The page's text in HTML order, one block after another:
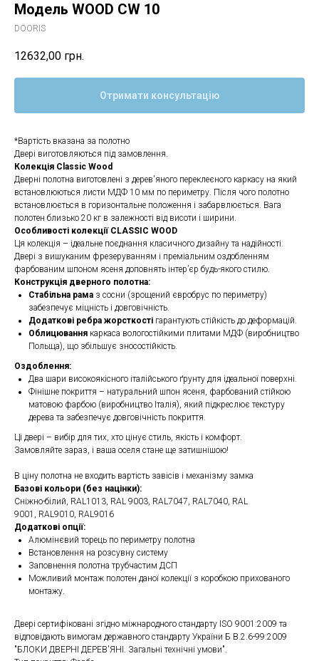
Модель WOOD CW 10
DOORIS
12632,00 грн.
Отримати консультацію
*Вартість вказана за полотно
Двері виготовляються під замовлення.
Колекція Classic Wood
Дверні полотна виготовлені з дерев'яного переклеєного каркасу на який
встановлюються листи МДФ 10 мм по периметру. Після чого полотно
встановлюється в горизонтальне положення і забарвлюється. Вага
полотен близько 20 кг в залежності від висоти і ширини.
Особливості колекції CLASSIC WOOD
Ця колекція – ідеальне поєднання класичного дизайну та надійності.
Двері з вишуканим фрезеруванням і преміальним оздобленням
фарбованим шпоном ясеня доповнять інтер’єр будь-якого стилю.
Конструкція дверного полотна:
Стабільна рама з сосни (зрощений євробрус по периметру)
забезпечує міцність і довговічність.
Додаткові ребра жорсткості гарантують стійкість до деформацій.
Облицювання каркаса вологостійкими плитами МДФ (виробництво
Польща), що збільшує зносостійкість.
Оздоблення:
Два шари високоякісного італійського ґрунту для ідеальної поверхні.
Фінішне покриття – натуральний шпон ясеня, фарбований стійкою
матовою фарбою (виробництво Італія), який підкреслює текстуру
дерева та забезпечує довговічність покриття.
Ці двері – вибір для тих, хто цінує стиль, якість і комфорт.
Замовляйте зараз, і ваша оселя стане ще затишнішою!
В ціну полотна не входить вартість завісів і механізму замка
Базові кольори (без націнки):
Сніжно-білий, RAL1013, RAL 9003, RAL7047, RAL7040, RAL
9001, RAL9010, RAL9016
Додаткові опції:
Алюмінєвий торець по периметру полотна
Встановлення на розсувну систему
Заповнення полотна трубчастим ДСП
Можливий монтаж полотен даної колекції з коробкою прихованого
монтажу.
Двері сертифіковані згідно міжнародного стандарту ISO 9001:2009 та
відповідають вимогам державного стандарту України Б В.2.6-99:2009
"БЛОКИ ДВЕРНІ ДЕРЕВ'ЯНІ. Загальні технічні умови".